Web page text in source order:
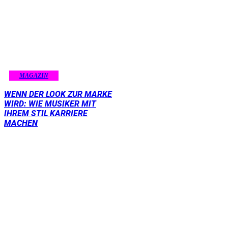
MAGAZIN
WENN DER LOOK ZUR MARKE
WIRD: WIE MUSIKER MIT
IHREM STIL KARRIERE
MACHEN